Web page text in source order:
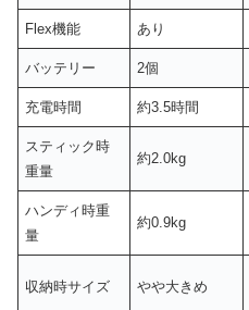
Flex機能 あり
バッテリー 2個
充電時間 約3.5時間
スティック時
重量
約2.0kg
ハンディ時重
量
約0.9kg
収納時サイズ やや大きめ